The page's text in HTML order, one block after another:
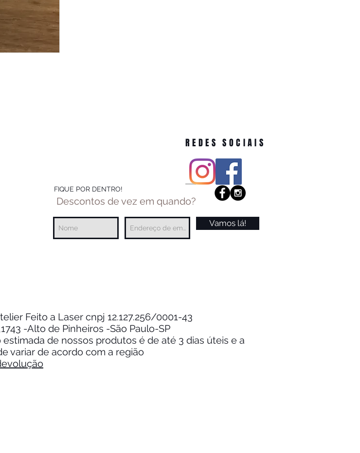
REDES SOCIAIS
FIQUE POR DENTRO!
Descontos de vez em quando?
Vamos lá!
Feito a Laser cnpj 12.127.256/0001-43
-Alto de Pinheiros -São Paulo-SP
estimada de nossos produtos é de até 3 dias úteis e a
variar de acordo com a região